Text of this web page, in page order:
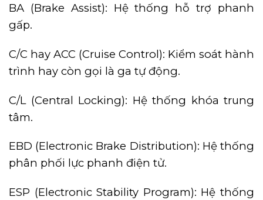
BA (Brake Assist): Hệ thống hỗ trợ phanh
gấp.
C/C hay ACC (Cruise Control): Kiểm soát hành
trình hay còn gọi là ga tự động.
C/L (Central Locking): Hệ thống khóa trung
tâm.
EBD (Electronic Brake Distribution): Hệ thống
phân phối lực phanh điện tử.
ESP (Electronic Stability Program): Hệ thống